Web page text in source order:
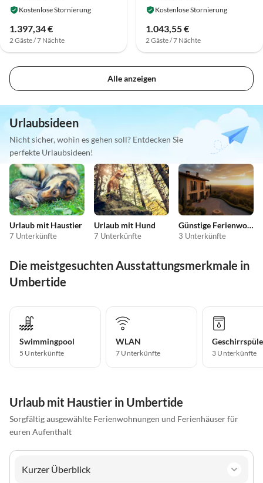
Kostenlose Stornierung
1.397,34 €
2 Gäste / 7 Nächte
Kostenlose Stornierung
1.043,55 €
2 Gäste / 7 Nächte
Alle anzeigen
Urlaubsideen
Nicht sicher, wohin es gehen soll? Entdecken Sie
perfekte Urlaubsideen!
Urlaub mit Haustier
7 Unterkünfte
Urlaub mit Hund
7 Unterkünfte
Günstige Ferienwohnungen
3 Unterkünfte
Die meistgesuchten Ausstattungsmerkmale in
Umbertide
Swimmingpool
5 Unterkünfte
WLAN
7 Unterkünfte 3 Unterkünfte
Urlaub mit Haustier in Umbertide
Sorgfältig ausgewählte Ferienwohnungen und Ferienhäuser für
euren Aufenthalt
Kurzer Überblick